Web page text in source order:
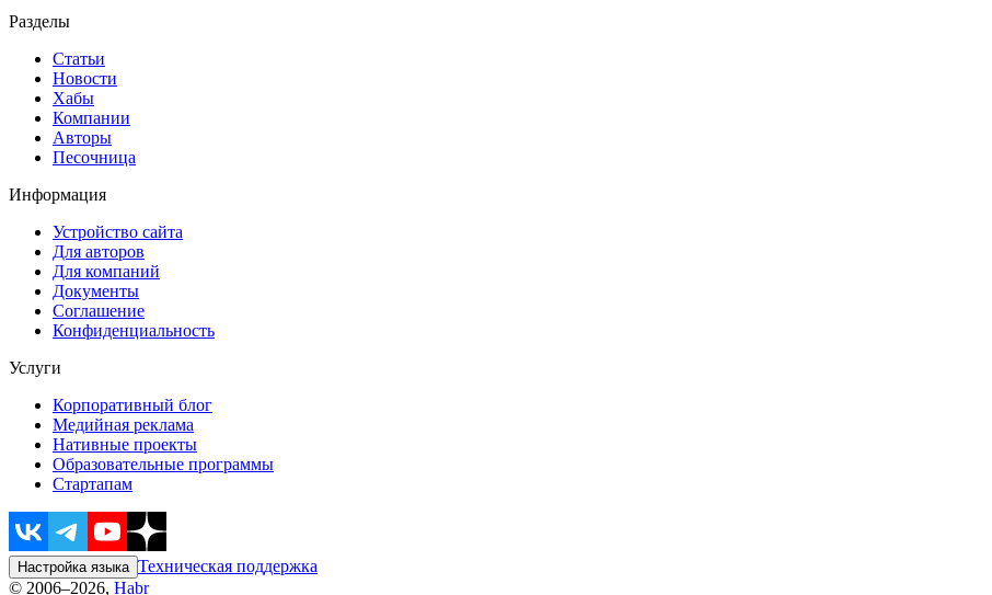
Разделы
Статьи
Новости
Хабы
Компании
Авторы
Песочница
Информация
Устройство сайта
Для авторов
Для компаний
Документы
Соглашение
Конфиденциальность
Услуги
Корпоративный блог
Медийная реклама
Нативные проекты
Образовательные программы
Стартапам
Настройка языка Техническая поддержка
© 2006–2026, Habr